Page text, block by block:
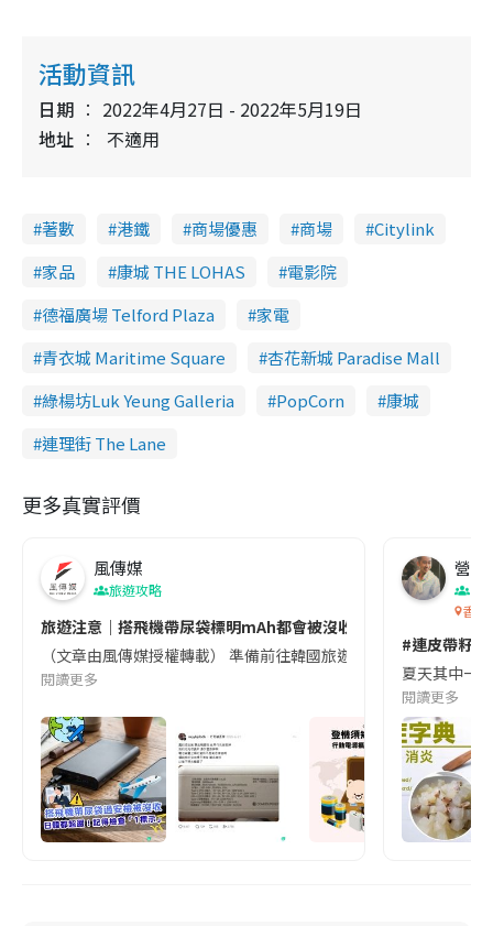
活動資訊
日期
2022年4月27日 - 2022年5月19日
地址
不適用
著數 港鐵 商場優惠 商場
Citylink
家品
康城 THE LOHAS
電影院
德福廣場 Telford Plaza
家電
青衣城 Maritime Square
杏花新城 Paradise Mall
綠楊坊Luk Yeung Galleria
PopCorn
康城
連理街 The Lane
更多真實評價
風傳媒
旅遊攻略
旅遊注意｜搭飛機帶尿袋標明mAh都會被沒收😱出發前切記檢查
（文章由風傳媒授權轉載） 準備前往韓國旅遊的民眾，近期要
閱讀更多
營養
香港
#連皮帶籽
夏天其中一
閱讀更多